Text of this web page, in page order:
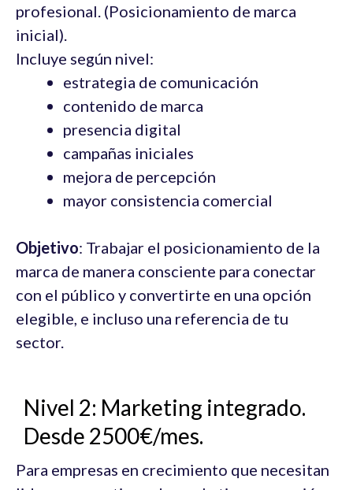
profesional. (Posicionamiento de marca
inicial).
Incluye según nivel:
estrategia de comunicación
contenido de marca
presencia digital
campañas iniciales
mejora de percepción
mayor consistencia comercial
Objetivo: Trabajar el posicionamiento de la
marca de manera consciente para conectar
con el público y convertirte en una opción
elegible, e incluso una referencia de tu
sector.
Nivel 2: Marketing integrado.
Desde 2500€/mes.
Para empresas en crecimiento que necesitan